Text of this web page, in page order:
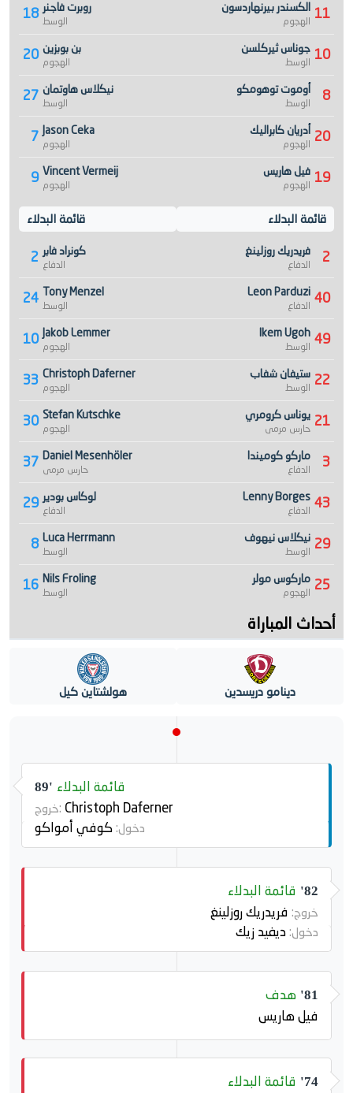
18 روبرت فاجنر
الوسط
20 بن بوبزين
الهجوم
27 نيكلاس هاوتمان
الوسط
7 Jason Ceka
الهجوم
9 Vincent Vermeij
الهجوم
قائمة البدلاء
2 كونراد فابر
الدفاع
24 Tony Menzel
الوسط
10 Jakob Lemmer
الهجوم
33 Christoph Daferner
الهجوم
30 Stefan Kutschke
الهجوم
37 Daniel Mesenhöler
حارس مرمى
29 لوكاس بودير
الدفاع
8 Luca Herrmann
الوسط
16 Nils Froling
الوسط
11 الكسندر بيرنهاردسون
الهجوم
10 جوناس ثيركلسن
الوسط
8 أوموت توهومكو
الوسط
20 أدريان كابراليك
الهجوم
19 فيل هاريس
الهجوم
قائمة البدلاء
2 فريدريك روزلينغ
الدفاع
40
Leon Parduzi
الدفاع
49
Ikem Ugoh
الوسط
22 ستيفان شفاب
الوسط
21 يوناس كرومري
حارس مرمى
3 ماركو كوميندا
الدفاع
43
Lenny Borges
الدفاع
29 نيكلاس نيهوف
الوسط
25 ماركوس مولر
الهجوم
أحداث المباراة
دينامو دريسدين هولشتاين كيل
89' قائمة البدلاء
خروج: Christoph Daferner
دخول:كوفي أمواكو
82' قائمة البدلاء
خروج: فريدريك روزلينغ
دخول:ديفيد زيك
81' هدف
فيل هاريس
74' قائمة البدلاء